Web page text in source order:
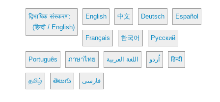
द्विभाषिक संस्करण:
(हिन्दी / English)
English 中文 Deutsch Español
Français 한국어 Русский
Português ภาษาไทย اللغة العربية اُردو हिन्दी
தமிழ் తెలుగు فارسی